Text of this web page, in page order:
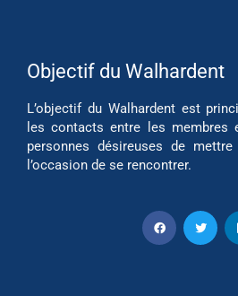
Objectif du Walhardent
L’objectif du Walhardent est
les contacts entre les membres
personnes désireuses de
l’occasion de se rencontrer.